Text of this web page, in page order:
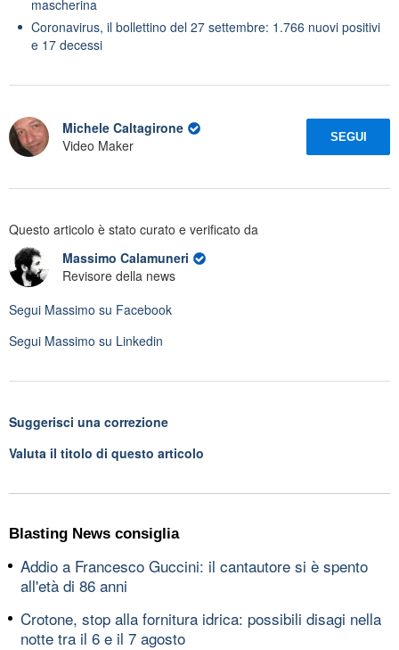
mascherina
Coronavirus, il bollettino del 27 settembre: 1.766 nuovi positivi
e 17 decessi
Michele Caltagirone
Video Maker
SEGUI
Questo articolo è stato curato e verificato da
Massimo Calamuneri
Revisore della news
Segui Massimo su Facebook
Segui Massimo su Linkedin
Suggerisci una correzione
Valuta il titolo di questo articolo
Blasting News consiglia
Addio a Francesco Guccini: il cantautore si è spento
all'età di 86 anni
Crotone, stop alla fornitura idrica: possibili disagi nella
notte tra il 6 e il 7 agosto